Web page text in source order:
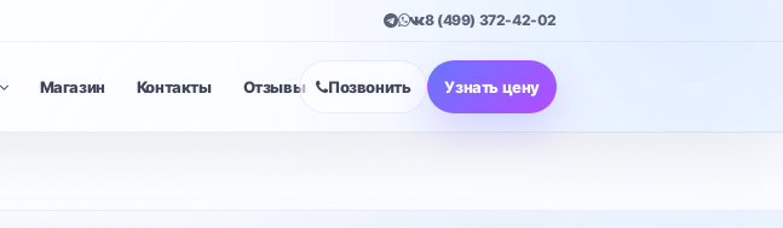
8 (499) 372-42-02
Магазин Контакты Отзывы Позвонить Узнать цену